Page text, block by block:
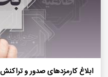
ابلاغ کارمزدهای صدور و